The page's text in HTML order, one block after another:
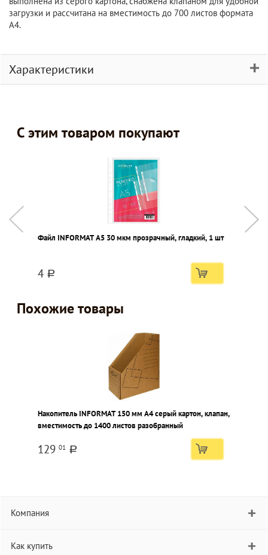
загрузки и рассчитана на вместимость до 700 листов формата
A4.
Характеристики
С этим товаром покупают
Файл INFORMAT А5 30 мкм прозрачный, гладкий, 1 шт
4 a
Похожие товары
Накопитель INFORMAT 150 мм А4 серый картон, клапан,
вместимость до 1400 листов разобранный
129 01 a
Компания
Как купить